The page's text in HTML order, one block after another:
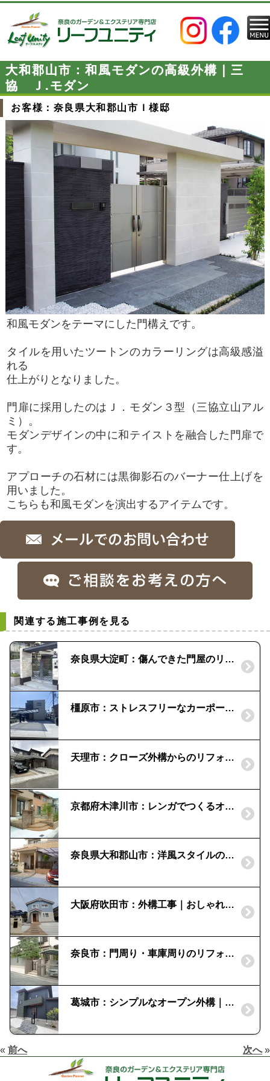
大和郡山市：和風モダンの高級外構｜三
協 Ｊ.モダン
お客様：奈良県大和郡山市Ｉ様邸
和風モダンをテーマにした門構えです。
タイルを用いたツートンのカラーリングは高級感溢
れる
仕上がりとなりました。
門扉に採用したのはＪ．モダン３型（三協立山アル
ミ）。
モダンデザインの中に和テイストを融合した門扉で
す。
アプローチの石材には黒御影石のバーナー仕上げを
用いました。
こちらも和風モダンを演出するアイテムです。
関連する施工事例を見る
奈良県大淀町：傷んできた門屋のリフレッシュを！|外構事例
橿原市：ストレスフリーなカーポート｜マイポートNext
天理市：クローズ外構からのリフォーム ビフォーアフター
京都府木津川市：レンガでつくるオープン外構
奈良県大和郡山市：洋風スタイルのオープン外構｜縦格子のスクリーン（千本格子ユニット）
大阪府吹田市：外構工事｜おしゃれなオープン外構
奈良市：門周り・車庫周りのリフォームをしたい！
葛城市：シンプルなオープン外構｜ネスカR
« 前へ 次へ»